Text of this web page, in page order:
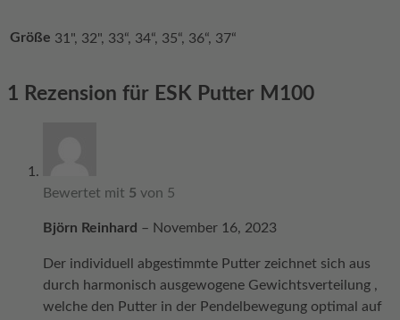
Größe 31", 32", 33“, 34“, 35“, 36“, 37“
1 Rezension für ESK Putter M100
Bewertet mit 5 von 5
Björn Reinhard – November 16, 2023
Der individuell abgestimmte Putter zeichnet sich aus
durch harmonisch ausgewogene Gewichtsverteilung ,
welche den Putter in der Pendelbewegung optimal auf